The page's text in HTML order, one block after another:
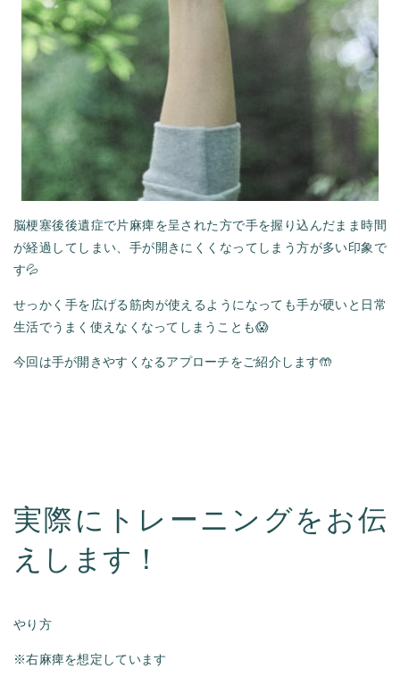
脳梗塞後後遺症で片麻痺を呈された方で手を握り込んだまま時間
が経過してしまい、手が開きにくくなってしまう方が多い印象で
す💦
せっかく手を広げる筋肉が使えるようになっても手が硬いと日常
生活でうまく使えなくなってしまうことも😱
今回は手が開きやすくなるアプローチをご紹介します🤲
実際にトレーニングをお伝
えします！
やり方
※右麻痺を想定しています